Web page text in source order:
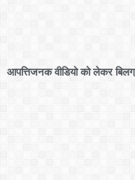
आपत्तिजनक वीडियो को लेकर